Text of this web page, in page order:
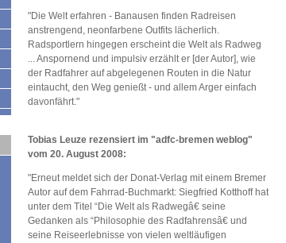
"Die Welt erfahren - Banausen finden Radreisen
anstrengend, neonfarbene Outfits lächerlich.
Radsportlern hingegen erscheint die Welt als Radweg
... Anspornend und impulsiv erzählt er [der Autor], wie
der Radfahrer auf abgelegenen Routen in die Natur
eintaucht, den Weg genießt - und allem Arger einfach
davonfährt."
Tobias Leuze rezensiert im "adfc-bremen weblog"
vom 20. August 2008:
"Erneut meldet sich der Donat-Verlag mit einem Bremer
Autor auf dem Fahrrad-Buchmarkt: Siegfried Kotthoff hat
unter dem Titel “Die Welt als Radwegâ€ seine
Gedanken als “Philosophie des Radfahrensâ€ und
seine Reiseerlebnisse von vielen weltläufigen